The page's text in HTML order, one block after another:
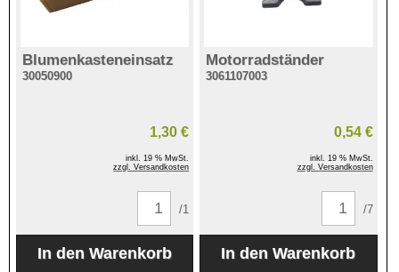
Blumenkasteneinsatz
30050900
1,30 €
inkl. 19 % MwSt.
zzgl. Versandkosten
/1
Motorradständer
3061107003
0,54 €
inkl. 19 % MwSt.
zzgl. Versandkosten
/7